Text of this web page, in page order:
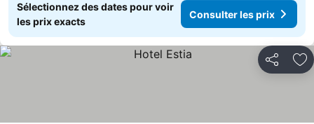
Sélectionnez des dates pour voir
les prix exacts
Consulter les prix
Partager